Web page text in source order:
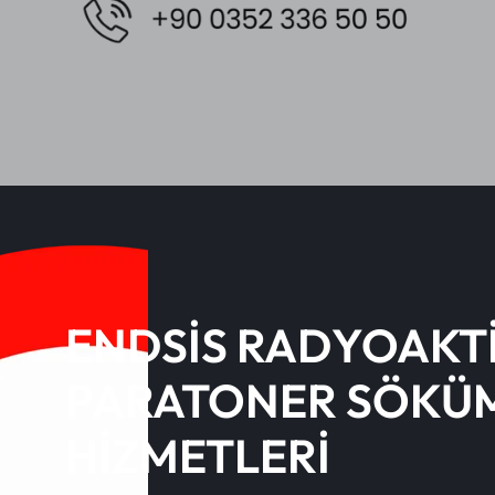
ENDSİS
PARATONER
HİZMETLERİ